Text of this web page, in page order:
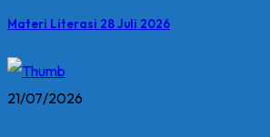
Materi Literasi 28 Juli 2026
21/07/2026